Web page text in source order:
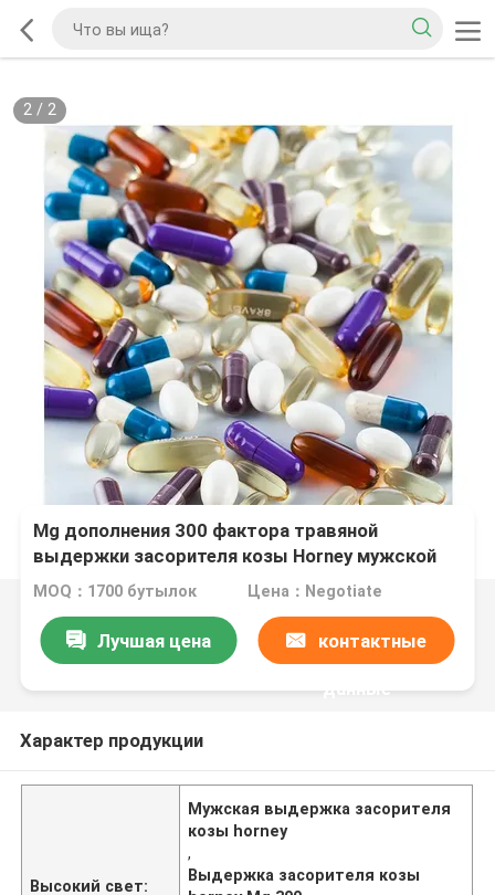
2/ 2
Mg дополнения 300 фактора травяной
выдержки засорителя козы Horney мужской
MOQ：1700 бутылок Цена：Negotiate
Лучшая цена контактные
данные
Характер продукции
Высокий свет:
Мужская выдержка засорителя
козы horney
,
Выдержка засорителя козы